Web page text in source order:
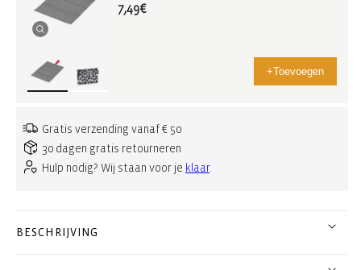
7,49€
+Toevoegen
Gratis verzending vanaf € 50
30 dagen gratis retourneren
Hulp nodig? Wij staan voor je klaar.
BESCHRIJVING